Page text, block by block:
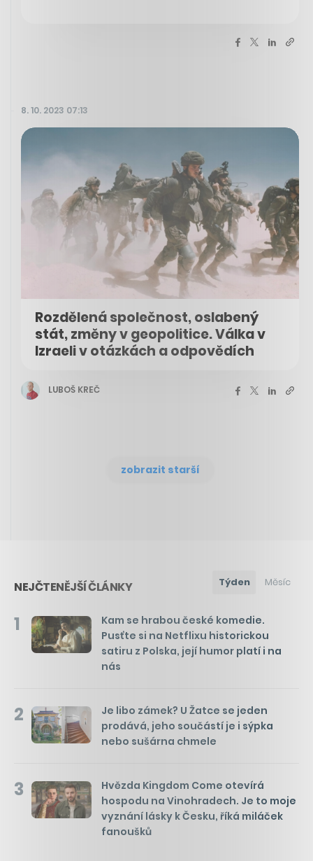
8. 10. 2023 07:13
Rozdělená společnost, oslabený
stát, změny v geopolitice. Válka v
Izraeli v otázkách a odpovědích
LUBOŠ KREČ
zobrazit starší
NEJČTENĚJŠÍ ČLÁNKY Týden Měsíc
1
Kam se hrabou české komedie.
Pusťte si na Netflixu historickou
satiru z Polska, její humor platí i na
nás
2
Je libo zámek? U Žatce se jeden
prodává, jeho součástí je i sýpka
nebo sušárna chmele
3
Hvězda Kingdom Come otevírá
hospodu na Vinohradech. Je to moje
vyznání lásky k Česku, říká miláček
fanoušků